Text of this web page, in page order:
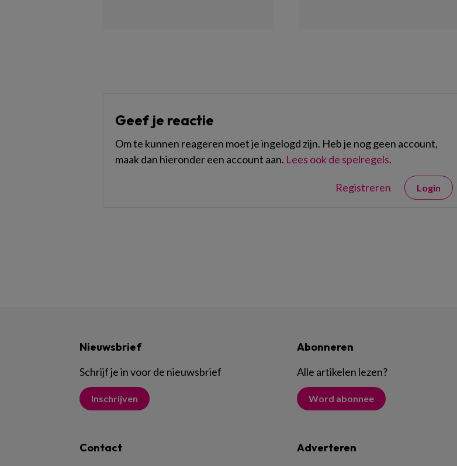
Geef je reactie
Om te kunnen reageren moet je ingelogd zijn. Heb je nog geen account,
maak dan hieronder een account aan. Lees ook de spelregels.
Registreren Login
Nieuwsbrief
Schrijf je in voor de nieuwsbrief
Inschrijven
Abonneren
Alle artikelen lezen?
Word abonnee
Contact Adverteren